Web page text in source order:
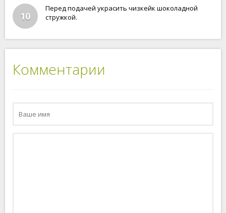
10
Перед подачей украсить чизкейк шоколадной
стружкой.
Комментарии